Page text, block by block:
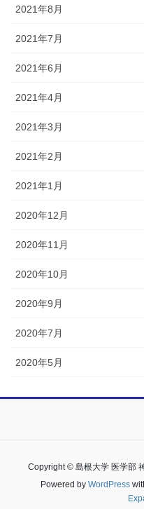
2021年8月
2021年7月
2021年6月
2021年4月
2021年3月
2021年2月
2021年1月
2020年12月
2020年11月
2020年10月
2020年9月
2020年7月
2020年5月
Copyright © 島根大学 医学部
Powered by WordPress